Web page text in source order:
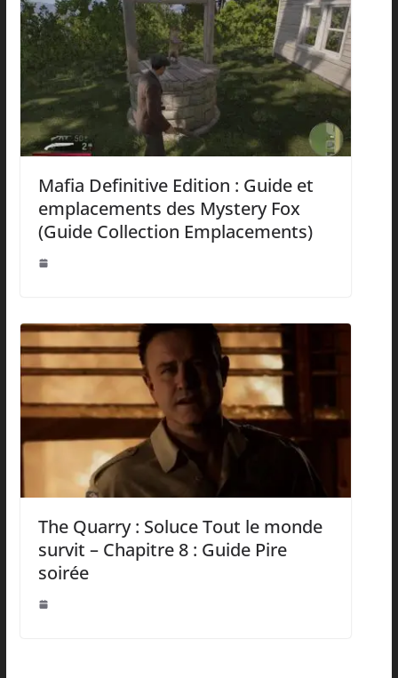
Mafia Definitive Edition : Guide et
emplacements des Mystery Fox
(Guide Collection Emplacements)
The Quarry : Soluce Tout le monde
survit – Chapitre 8 : Guide Pire
soirée